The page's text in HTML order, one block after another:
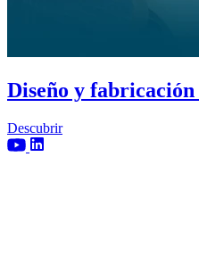
Diseño y
Descubrir